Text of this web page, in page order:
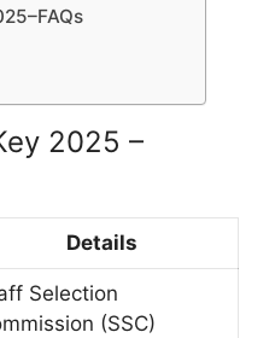
2025 –
Details
Selection
(SSC)